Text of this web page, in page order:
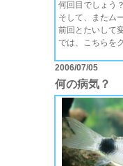
何回目でしょう
そして、またム
前回とたいして
では、こちらを
2006/07/05
何の病気？